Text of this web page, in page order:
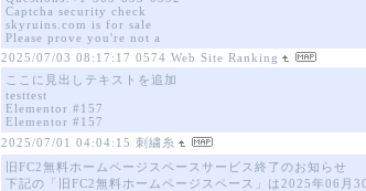
Captcha security check
skyruins.com is for sale
Please prove you're not a
2025/07/03 08:17:17 0574 Web Site Ranking
ここに見出しテキストを追加
testtest
Elementor #157
Elementor #157
2025/07/01 04:04:15 刺繍糸
旧FC2無料ホームページスペースサービス終了のお知らせ
下記の「旧FC2無料ホームページスペース」は2025年06月